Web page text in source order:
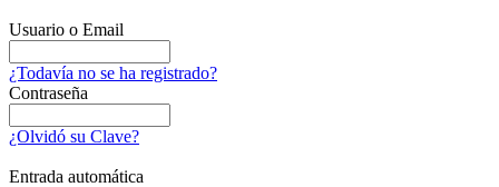
Usuario o Email
¿Todavía no se ha registrado?
Contraseña
¿Olvidó su Clave?
Entrada automática